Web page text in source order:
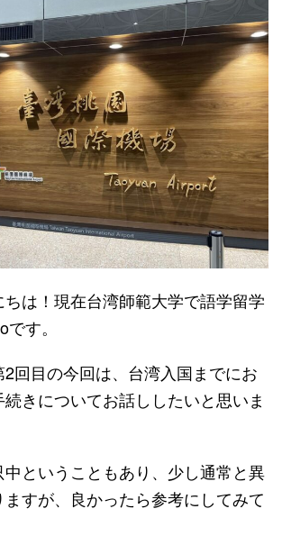
は！現在台湾師範大学で語学留学
す。
回目の今回は、台湾入国までにお
きについてお話ししたいと思いま
中ということもあり、少し通常と異
すが、良かったら参考にしてみて